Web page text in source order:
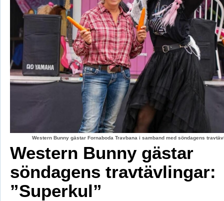
Western Bunny gästar Fornaboda Travbana i samband med söndagens
Western Bunny gästar
söndagens travtävlingar:
”Superkul”